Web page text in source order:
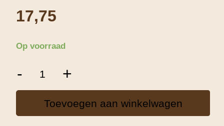
17,75
Op voorraad
-Broodmeel
5
aantal
+
Toevoegen aan winkelwagen